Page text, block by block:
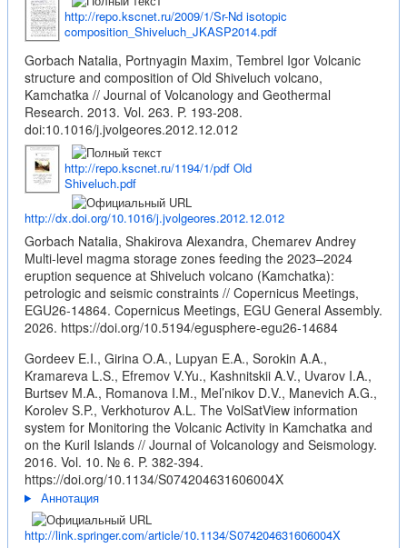
http://repo.kscnet.ru/2009/1/Sr-Nd isotopic
composition_Shiveluch_JKASP2014.pdf
Gorbach Natalia, Portnyagin Maxim, Tembrel Igor Volcanic
structure and composition of Old Shiveluch volcano,
Kamchatka // Journal of Volcanology and Geothermal
Research. 2013. Vol. 263. P. 193-208.
doi:10.1016/j.jvolgeores.2012.12.012
http://repo.kscnet.ru/1194/1/pdf Old
Shiveluch.pdf
http://dx.doi.org/10.1016/j.jvolgeores.2012.12.012
Gorbach Natalia, Shakirova Alexandra, Chemarev Andrey
Multi-level magma storage zones feeding the 2023–2024
eruption sequence at Shiveluch volcano (Kamchatka):
petrologic and seismic constraints // Copernicus Meetings,
EGU26-14864. Copernicus Meetings, EGU General Assembly.
2026. https://doi.org/10.5194/egusphere-egu26-14684
Gordeev E.I., Girina O.A., Lupyan E.A., Sorokin A.A.,
Kramareva L.S., Efremov V.Yu., Kashnitskii A.V., Uvarov I.A.,
Burtsev M.A., Romanova I.M., Mel’nikov D.V., Manevich A.G.,
Korolev S.P., Verkhoturov A.L. The VolSatView information
system for Monitoring the Volcanic Activity in Kamchatka and
on the Kuril Islands // Journal of Volcanology and Seismology.
2016. Vol. 10. № 6. P. 382-394.
https://doi.org/10.1134/S074204631606004X
Аннотация
http://link.springer.com/article/10.1134/S074204631606004X